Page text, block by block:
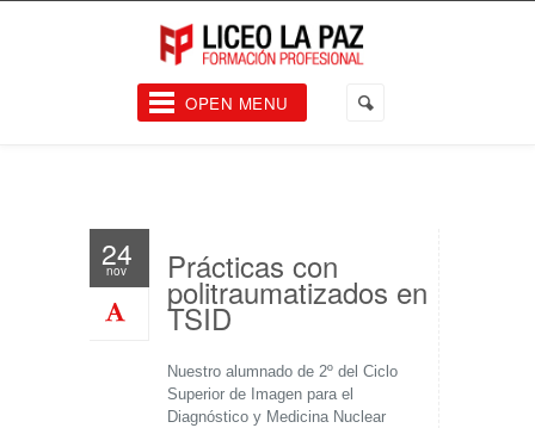
OPEN MENU
24
nov Prácticas con
politraumatizados en
TSID
Nuestro alumnado de 2º del Ciclo
Superior de Imagen para el
Diagnóstico y Medicina Nuclear